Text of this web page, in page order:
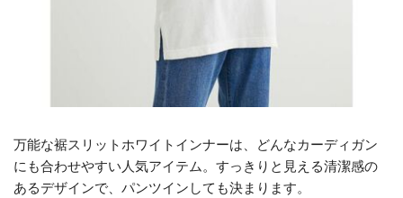
万能な裾スリットホワイトインナーは、どんなカーディガン
にも合わせやすい人気アイテム。すっきりと見える清潔感の
あるデザインで、パンツインしても決まります。